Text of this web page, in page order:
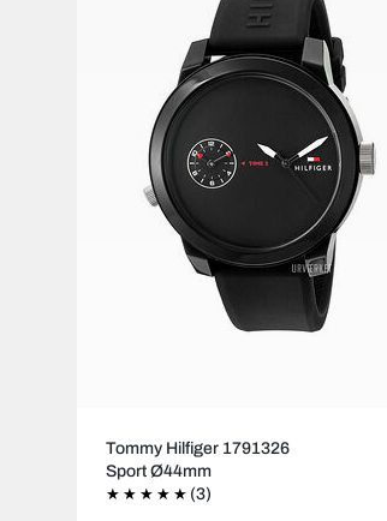
Tommy Hilfiger 1791326
Sport Ø44mm
(3)